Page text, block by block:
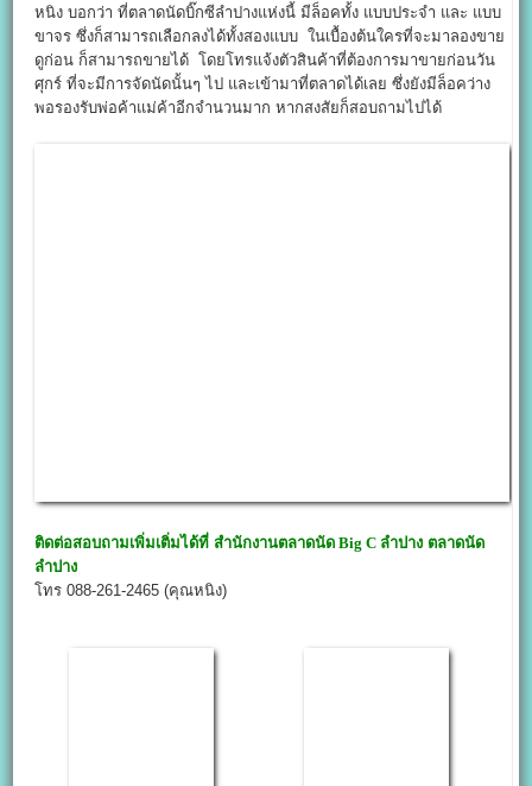
หนิง บอกว่า ที่ตลาดนัดบิ๊กซีลำปางแห่งนี้ มีล็อคทั้ง แบบประจำ และ แบบ
ขาจร ซึ่งก็สามารถเลือกลงได้ทั้งสองแบบ ในเบื้องต้นใครที่จะมาลองขาย
ดูก่อน ก็สามารถขายได้ โดยโทรแจ้งตัวสินค้าที่ต้องการมาขายก่อนวัน
ศุกร์ ที่จะมีการจัดนัดนั้นๆ ไป และเข้ามาที่ตลาดได้เลย ซึ่งยังมีล็อคว่าง
พอรองรับพ่อค้าแม่ค้าอีกจำนวนมาก หากสงสัยก็สอบถามไปได้
ติดต่อสอบถามเพิ่มเติ่มได้ที่ สำนักงานตลาดนัด Big C ลำปาง ตลาดนัด
ลำปาง
โทร 088-261-2465 (คุณหนิง)